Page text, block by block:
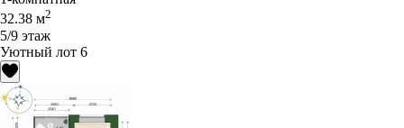
32.38 м2
5/9 этаж
Уютный лот 6